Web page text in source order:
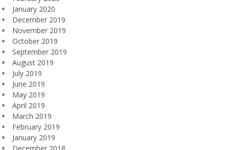
January 2020
December 2019
November 2019
October 2019
September 2019
August 2019
July 2019
June 2019
May 2019
April 2019
March 2019
February 2019
January 2019